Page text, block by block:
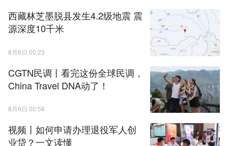
西藏林芝墨脱县发生4.2级地震 震
源深度10千米
8月6日 00:23
CGTN民调丨看完这份全球民调，
China Travel DNA动了！
8月6日 00:56
视频丨如何申请办理退役军人创
业贷？一文读懂